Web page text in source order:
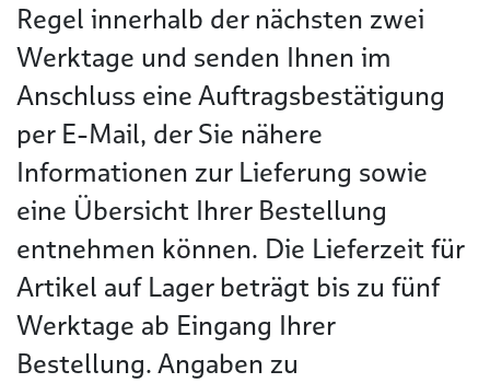
Regel innerhalb der nächsten zwei
Werktage und senden Ihnen im
Anschluss eine Auftragsbestätigung
per E-Mail, der Sie nähere
Informationen zur Lieferung sowie
eine Übersicht Ihrer Bestellung
entnehmen können. Die Lieferzeit für
Artikel auf Lager beträgt bis zu fünf
Werktage ab Eingang Ihrer
Bestellung. Angaben zu